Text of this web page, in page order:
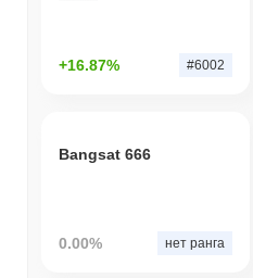
+16.87% #6002
Bangsat 666
0.00% нет ранга